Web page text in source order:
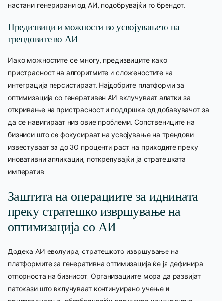
настани генерирани од АИ, подобрувајќи го брендот.
Предизвици и можности во усвојувањето на
трендовите во АИ
Иако можностите се многу, предизвиците како
пристрасност на алгоритмите и сложеностите на
интеграција персистираат. Најдобрите платформи за
оптимизација со генеративен АИ вклучуваат алатки за
откривање на пристрасност и поддршка од добавувачот за
да се навигираат низ овие проблеми. Сопствениците на
бизниси што се фокусираат на усвојување на трендови
известуваат за до 30 проценти раст на приходите преку
иновативни апликации, поткрепувајќи ја стратешката
императив.
Заштита на операциите за иднината
преку стратешко извршување на
оптимизација со АИ
Додека АИ еволуира, стратешкото извршување на
платформите за генеративна оптимизација ќе ја дефинира
отпорноста на бизнисот. Организациите мора да развијат
патокази што вклучуваат континуирано учење и